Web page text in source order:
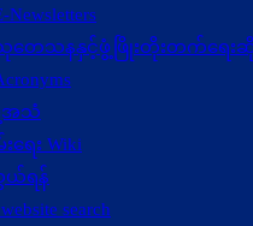
Newsletters
တေသနနှင့်ဖွံ့ဖြိုးတိုးတက်ရေးဆို
အသံ
းရေး Wiki
ရန်
search